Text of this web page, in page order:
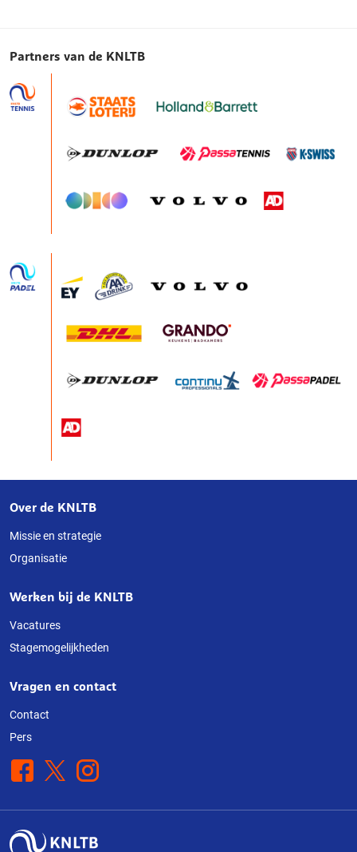
Partners van de KNLTB
Over
deze
website
Over de KNLTB
Missie en strategie
Organisatie
Werken bij de KNLTB
Vacatures
Stagemogelijkheden
Vragen en contact
Contact
Pers
Facebook
X Instagram